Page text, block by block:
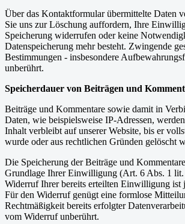
Über das Kontaktformular übermittelte Daten
Sie uns zur Löschung auffordern, Ihre
Speicherung widerrufen oder keine
Datenspeicherung mehr besteht. Zwingende
Bestimmungen - insbesondere
unberührt.
Speicherdauer von Beiträgen und
Beiträge und Kommentare sowie damit in
Daten, wie beispielsweise IP-Adressen,
Inhalt verbleibt auf unserer Website, bis er
wurde oder aus rechtlichen Gründen gelöscht
Die Speicherung der Beiträge und
Grundlage Ihrer Einwilligung (Art. 6 Abs. 1
Widerruf Ihrer bereits erteilten Einwilligung ist
Für den Widerruf genügt eine formlose
Rechtmäßigkeit bereits erfolgter
vom Widerruf unberührt.